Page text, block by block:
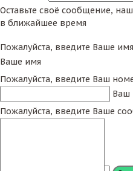
Оставьте своё сообщение,
в ближайшее время
Пожалуйста, введите Ваше имя
Ваше имя
Пожалуйста, введите Ваш
Ваш
Пожалуйста, введите Ваше